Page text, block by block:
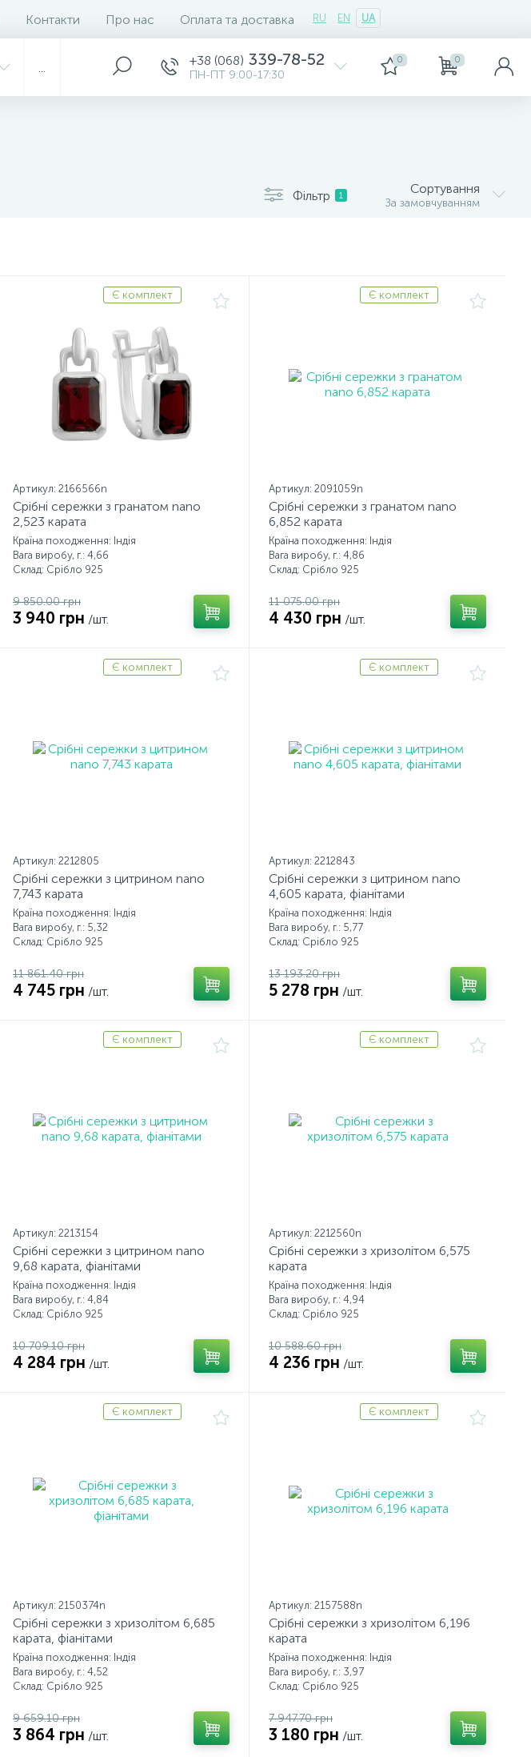
Контакти Про нас Оплата та доставка RU EN UA
+38 (068) 339-78-52
ПН-ПТ 9:00-17:30
0 0
Фільтр 1 Сортування
За замовчуванням
Є комплект
Артикул: 2166566n
Срібні сережки з гранатом nano
2,523 карата
Країна походження: Індія
Вага виробу, г.: 4,66
Склад: Срібло 925
9 850.00 грн
3 940 грн /шт.
Є комплект
Артикул: 2091059n
Срібні сережки з гранатом nano
6,852 карата
Країна походження: Індія
Вага виробу, г.: 4,86
Склад: Срібло 925
11 075.00 грн
4 430 грн /шт.
Є комплект
Артикул: 2212805
Срібні сережки з цитрином nano
7,743 карата
Країна походження: Індія
Вага виробу, г.: 5,32
Склад: Срібло 925
11 861.40 грн
4 745 грн /шт.
Є комплект
Артикул: 2212843
Срібні сережки з цитрином nano
4,605 карата, фіанітами
Країна походження: Індія
Вага виробу, г.: 5,77
Склад: Срібло 925
13 193.20 грн
5 278 грн /шт.
Є комплект
Артикул: 2213154
Срібні сережки з цитрином nano
9,68 карата, фіанітами
Країна походження: Індія
Вага виробу, г.: 4,84
Склад: Срібло 925
10 709.10 грн
4 284 грн /шт.
Є комплект
Артикул: 2212560n
Срібні сережки з хризолітом 6,575
карата
Країна походження: Індія
Вага виробу, г.: 4,94
Склад: Срібло 925
10 588.60 грн
4 236 грн /шт.
Є комплект
Артикул: 2150374n
Срібні сережки з хризолітом 6,685
карата, фіанітами
Країна походження: Індія
Вага виробу, г.: 4,52
Склад: Срібло 925
9 659.10 грн
3 864 грн /шт.
Є комплект
Артикул: 2157588n
Срібні сережки з хризолітом 6,196
карата
Країна походження: Індія
Вага виробу, г.: 3,97
Склад: Срібло 925
7 947.70 грн
3 180 грн /шт.